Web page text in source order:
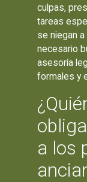
culpas,
tareas
se niegan
necesario
asesoría
formales y
a los